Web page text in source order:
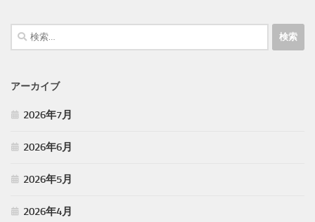
検
索:
アーカイブ
2026年7月
2026年6月
2026年5月
2026年4月